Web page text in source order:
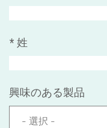
* 姓
興味のある製品
- 選択 -